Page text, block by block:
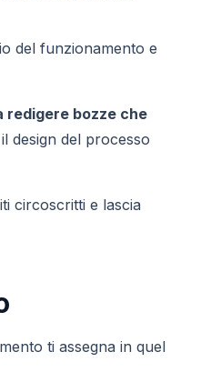
del funzionamento e
redigere bozze che
design del processo
circoscritti e lascia
ti assegna in quel